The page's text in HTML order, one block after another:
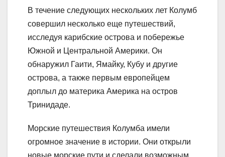
В течение следующих нескольких лет Колумб
совершил несколько еще путешествий,
исследуя карибские острова и побережье
Южной и Центральной Америки. Он
обнаружил Гаити, Ямайку, Кубу и другие
острова, а также первым европейцем
доплыл до материка Америка на остров
Тринидаде.
Морские путешествия Колумба имели
огромное значение в истории. Они открыли
новые морские пути и сделали возможным